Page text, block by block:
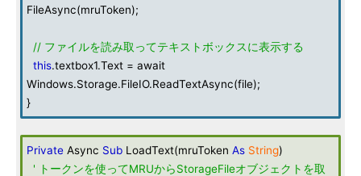
FileAsync(mruToken);
// ファイルを読み取ってテキストボックスに表示する
this.textbox1.Text = await
Windows.Storage.FileIO.ReadTextAsync(file);
}
Private Async Sub LoadText(mruToken As String)
' トークンを使ってMRUからStorageFileオブジェクトを取